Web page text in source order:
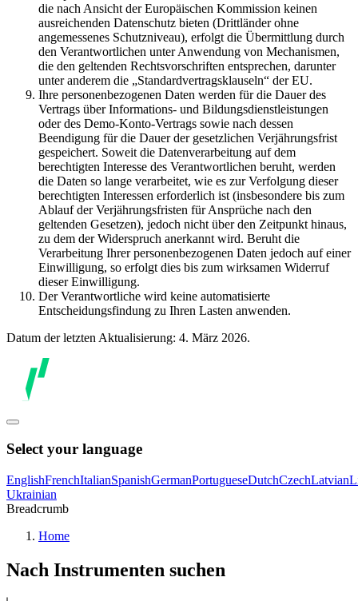
die nach Ansicht der Europäischen Kommission keinen
ausreichenden Datenschutz bieten (Drittländer ohne
angemessenes Schutzniveau), erfolgt die Übermittlung durch
den Verantwortlichen unter Anwendung von Mechanismen,
die den geltenden Rechtsvorschriften entsprechen, darunter
unter anderem die „Standardvertragsklauseln“ der EU.
Ihre personenbezogenen Daten werden für die Dauer des
Vertrags über Informations- und Bildungsdienstleistungen
oder des Demo-Konto-Vertrags sowie nach dessen
Beendigung für die Dauer der gesetzlichen Verjährungsfrist
gespeichert. Soweit die Datenverarbeitung auf dem
berechtigten Interesse des Verantwortlichen beruht, werden
die Daten so lange verarbeitet, wie es zur Verfolgung dieser
berechtigten Interessen erforderlich ist (insbesondere bis zum
Ablauf der Verjährungsfristen für Ansprüche nach den
geltenden Gesetzen), jedoch nicht über den Zeitpunkt hinaus,
zu dem der Widerspruch anerkannt wird. Beruht die
Verarbeitung Ihrer personenbezogenen Daten jedoch auf einer
Einwilligung, so erfolgt dies bis zum wirksamen Widerruf
dieser Einwilligung.
Der Verantwortliche wird keine automatisierte
Entscheidungsfindung zu Ihren Lasten anwenden.
Datum der letzten Aktualisierung: 4. März 2026.
Select your language
EnglishFrenchItalianSpanishGermanPortugueseDutchCzechLatvian
Ukrainian
Breadcrumb
Home
Nach Instrumenten suchen